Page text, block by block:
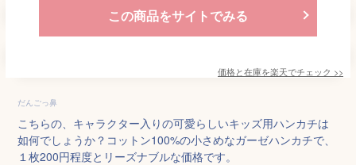
この商品をサイトでみる
価格と在庫を楽天でチェック >>
だんごっ鼻
こちらの、キャラクター入りの可愛らしいキッズ用ハンカチは
如何でしょうか？コットン100%の小さめなガーゼハンカチで、
１枚200円程度とリーズナブルな価格です。